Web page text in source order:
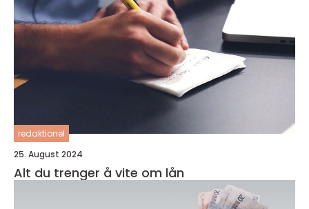
redaktionel
25. August 2024
Alt du trenger å vite om lån